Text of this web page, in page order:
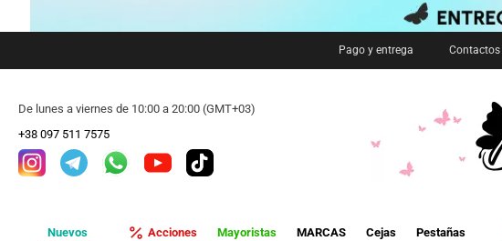
Pago y entrega Contactos
De lunes a viernes de 10:00 a 20:00 (GMT+03)
+38 097 511 7575
Nuevos
Acciones Mayoristas MARCAS Cejas Pestañas